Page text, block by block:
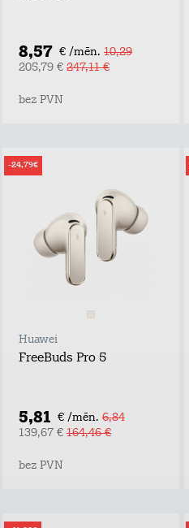
8,57 € /mēn. 10,29
205,79 € 247,11 €
bez PVN
-24,79€
Huawei
FreeBuds Pro 5
5,81 € /mēn. 6,84
139,67 € 164,46 €
bez PVN